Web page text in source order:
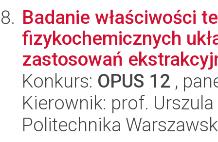
Badanie właściwości
fizykochemicznych
zastosowań
Konkurs: OPUS 12 ,
Kierownik: prof.
Politechnika